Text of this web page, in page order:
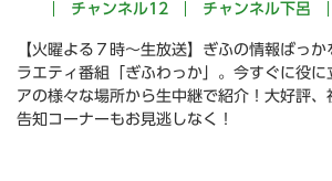
チャンネル12 チャンネル下呂
【火曜よる７時～生放送】ぎふの情報ばっ
ラエティ番組「ぎふわっか」。今すぐに役
アの様々な場所から生中継で紹介！大好評、
告知コーナーもお見逃しなく！